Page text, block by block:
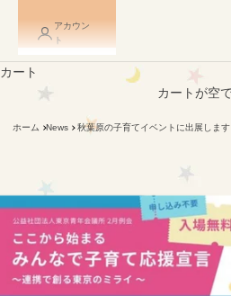
アカウン
ト
カート
カートが空
ホーム News 秋葉原の子育てイベントに出展します